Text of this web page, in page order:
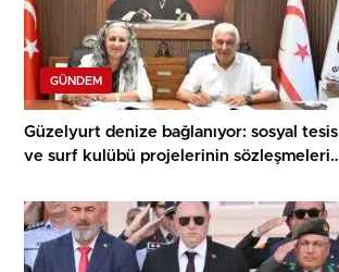
GÜNDEM
Güzelyurt denize bağlanıyor: sosyal tesis
ve surf kulübü projelerinin sözleşmeleri